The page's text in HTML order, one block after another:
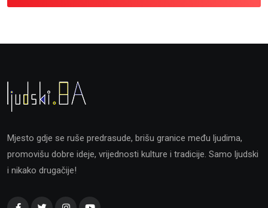
Mjesto gdje se ruše predrasude, brišu granice među ljudima,
promovišu dobre ideje, vrijednosti kulture i tradicije. Samo ljudski
i nikako drugačije!